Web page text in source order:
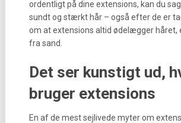
ordentligt på dine extensions, kan du
sundt og stærkt hår – også efter de er
om at extensions altid ødelægger håret,
fra sand.
Det ser kunstigt ud,
bruger extensions
En af de mest sejlivede myter om